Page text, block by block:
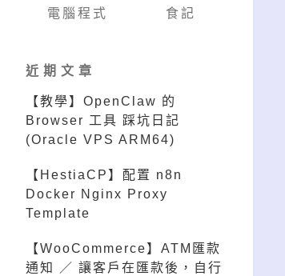
電腦程式
食記
近期文章
【教學】OpenClaw 的
Browser 工具 踩坑日記
(Oracle VPS ARM64)
【HestiaCP】配置 n8n
Docker Nginx Proxy
Template
【WooCommerce】ATM匯款
通知 ／ 讓客戶在匯款後，自行